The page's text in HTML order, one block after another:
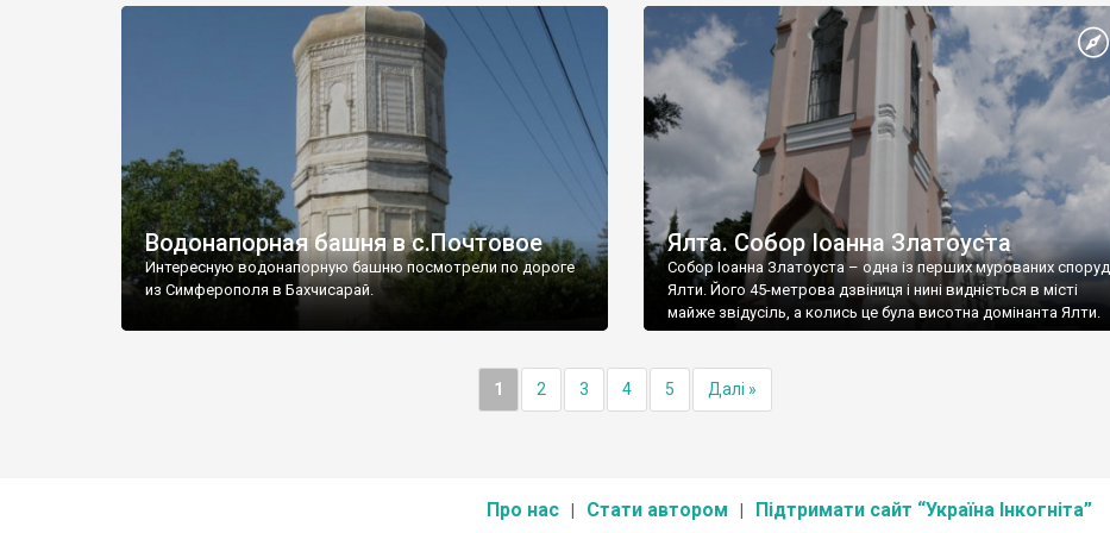
Водонапорная башня в с.Почтовое
Интересную водонапорную башню посмотрели по дороге
из Симферополя в Бахчисарай.
Ялта. Собор Іоанна Златоуста
Собор Іоанна Златоуста – одна із перших мурованих споруд
Ялти. Його 45-метрова дзвіниця і нині видніється в місті
майже звідусіль, а колись це була висотна домінанта Ялти.
1 2 3 4 5 Далі »
Про нас Стати автором Підтримати сайт “Україна Інкогніта”